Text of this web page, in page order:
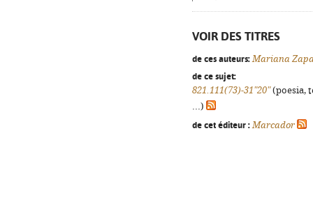
VOIR DES TITRES
de ces auteurs: Mariana
de ce sujet:
821.111(73)-31"20"(poesia,
...)
de cet éditeur : Marcador